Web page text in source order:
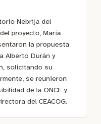
Nebrija del
proyecto, María
la propuesta
Alberto Durán y
solicitando su
se reunieron
de la ONCE y
del CEACOG.